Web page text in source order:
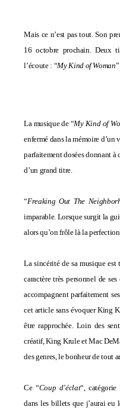
Mais ce n’est pas tout. Son
16 octobre prochain. Deux
l’écoute : “My Kind of Woman
La musique de “My Kind of
enfermé dans la mémoire d’un
parfaitement dosées donnant à
d’un grand titre.
“Freaking Out The
imparable. Lorsque surgit la
alors qu’on frôle là la
La sincérité de sa musique
caractère très personnel de
accompagnent parfaitement
cet article sans évoquer King
être rapprochée. Loin des
créatif, King Krule et Mac
des genres, le bonheur de tout
Ce “Coup d’éclat“, catégorie
dans les billets que j’aurai eu